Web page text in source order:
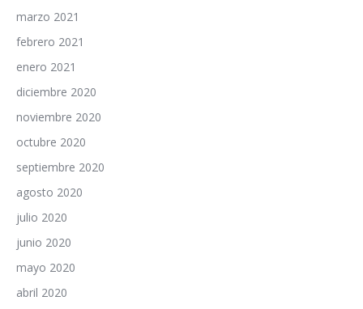
marzo 2021
febrero 2021
enero 2021
diciembre 2020
noviembre 2020
octubre 2020
septiembre 2020
agosto 2020
julio 2020
junio 2020
mayo 2020
abril 2020